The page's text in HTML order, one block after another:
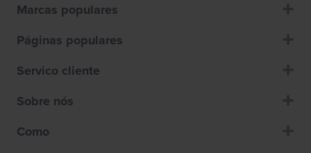
Marcas populares
Páginas populares
Servico cliente
Sobre nós
Como